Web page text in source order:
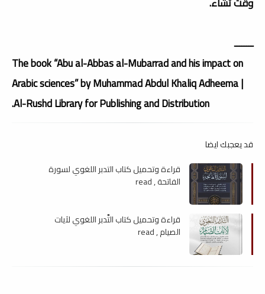
ــــــــ
The book “Abu al-Abbas al-Mubarrad and his impact on
Arabic sciences” by Muhammad Abdul Khaliq Adheema |
Al-Rushd Library for Publishing and Distribution.
قد يعجبك ايضا
قراءة وتحميل كتاب التدبر اللغوي لسورة
الفاتحة , read
قراءة وتحميل كتاب التَّدبر اللغوي لآيات
الصيام , read